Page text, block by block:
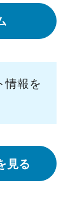
情報を
見る